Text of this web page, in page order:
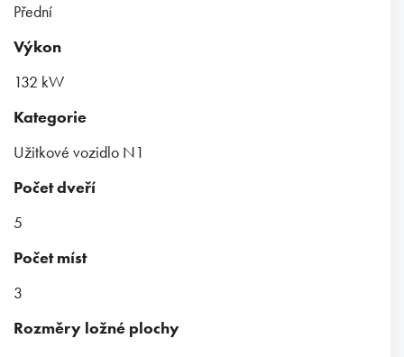
Přední
Výkon
132 kW
Kategorie
Užitkové vozidlo N1
Počet dveří
5
Počet míst
3
Rozměry ložné plochy